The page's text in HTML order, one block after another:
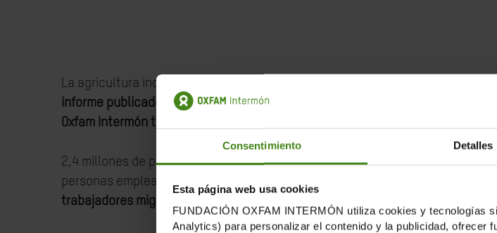
Consentimiento Detalles
Esta página web usa cookies
FUNDACIÓN OXFAM INTERMÓN utiliza cookies y tecnologías
Analytics) para personalizar el contenido y la publicidad, ofrecer
La agricultura industrial europea provoca la explotación sistemática y
informe publicado hoy por investigadores del Instituto Universitario de
Oxfam Intermón titulado “Esenciales pero invisibles y explotados”.
2,4 millones de personas migrantes trabajan cosechando frutas y verduras
personas empleadas en el sector, pero en realidad podrían ser muchos más.
trabajadores migrantes según la legislación laboral y de derechos humanos